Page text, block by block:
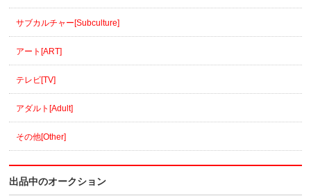
サブカルチャー[Subculture]
アート[ART]
テレビ[TV]
アダルト[Adult]
その他[Other]
出品中のオークション